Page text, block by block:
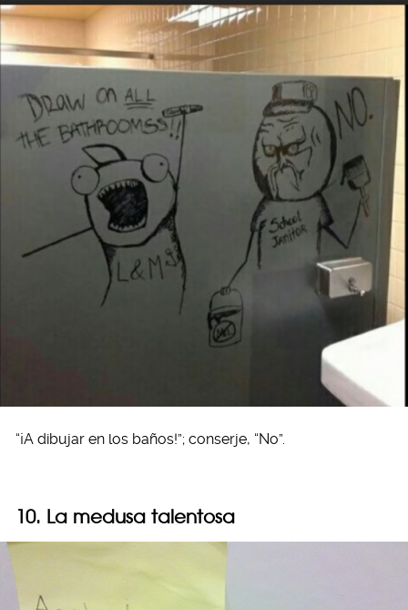
“¡A dibujar en los baños!”; conserje, “No”.
10. La medusa talentosa